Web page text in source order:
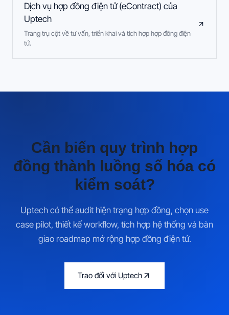
Dịch vụ hợp đồng điện tử (eContract) của
Uptech
Trang trụ cột về tư vấn, triển khai và tích hợp hợp đồng điện
tử.
Cần biến quy trình hợp
đồng thành luồng số hóa có
kiểm soát?
Uptech có thể audit hiện trạng hợp đồng, chọn use
case pilot, thiết kế workflow, tích hợp hệ thống và bàn
giao roadmap mở rộng hợp đồng điện tử.
Trao đổi với Uptech